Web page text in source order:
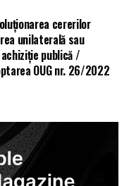
cererilor
unilaterală sau
publică /
OUG nr. 26/2022